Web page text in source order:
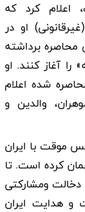
اعلام کرد که
او در
محاصره برداشته
را آغاز کنند. او
شده اعلام
والدین و
موقت با ایران
کرده است. تا
ومشارکتی
و هدایت ایران